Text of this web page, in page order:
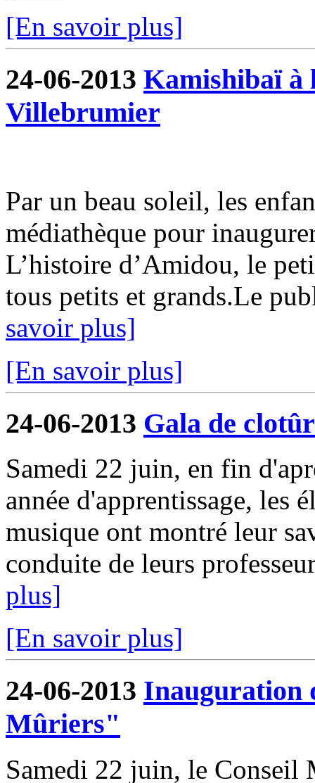
[En savoir plus]
24-06-2013 Kamishibaï à
Villebrumier
Par un beau soleil, les
médiathèque pour
L’histoire d’Amidou, le
tous petits et grands.Le
savoir plus]
[En savoir plus]
24-06-2013 Gala de
Samedi 22 juin, en fin
année d'apprentissage, les
musique ont montré leur
conduite de leurs
plus]
[En savoir plus]
24-06-2013 Inauguration
Mûriers"
Samedi 22 juin, le